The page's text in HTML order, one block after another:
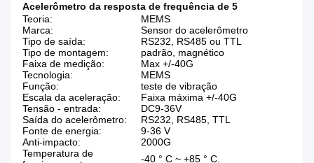
Acelerômetro da resposta de frequência de 5
Teoria:
MEMS
Marca:
Sensor do acelerômetro
Tipo de saída:
RS232, RS485 ou TTL
Tipo de montagem:
padrão, magnético
Faixa de medição:
Max +/-40G
Tecnologia:
MEMS
Função:
teste de vibração
Escala da aceleração:
Faixa máxima +/-40G
Tensão - entrada:
DC9-36V
Saída do acelerômetro:
RS232, RS485, TTL
Fonte de energia:
9-36 V
Anti-impacto:
2000G
Temperatura de
-40 ° C ~ +85 ° C.